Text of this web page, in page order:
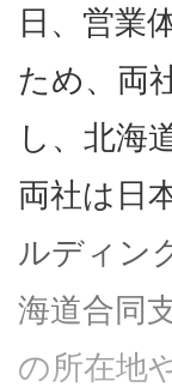
日、営業
ため、両
し、北海
両社は日
ルディン
海道合同
の所在地